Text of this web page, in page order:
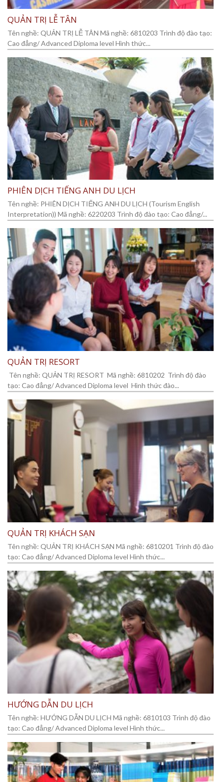
QUẢN TRỊ LỄ TÂN
Tên nghề: QUẢN TRỊ LỄ TÂN Mã nghề: 6810203 Trình độ đào tạo:
Cao đẳng/ Advanced Diploma level Hình thức...
PHIÊN DỊCH TIẾNG ANH DU LỊCH
Tên nghề: PHIÊN DỊCH TIẾNG ANH DU LỊCH (Tourism English
Interpretation)) Mã nghề: 6220203 Trình độ đào tạo: Cao đẳng/...
QUẢN TRỊ RESORT
Tên nghề: QUẢN TRỊ RESORT Mã nghề: 6810202 Trình độ đào
tạo: Cao đẳng/ Advanced Diploma level Hình thức đào...
QUẢN TRỊ KHÁCH SẠN
Tên nghề: QUẢN TRỊ KHÁCH SẠN Mã nghề: 6810201 Trình độ đào
tạo: Cao đẳng/ Advanced Diploma level Hình thức...
HƯỚNG DẪN DU LỊCH
Tên nghề: HƯỚNG DẪN DU LỊCH Mã nghề: 6810103 Trình độ đào
tạo: Cao đẳng/ Advanced Diploma level Hình thức...